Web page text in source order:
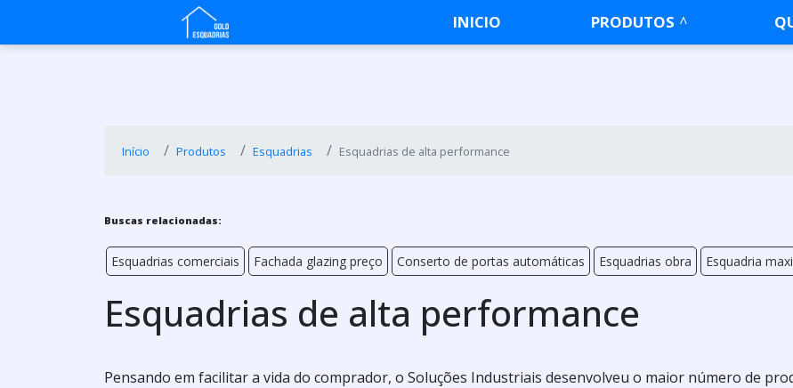
INICIO PRODUTOS
Início Produtos Esquadrias Esquadrias de alta performance
Buscas relacionadas:
Esquadrias comerciais Fachada glazing preço Conserto de portas automáticas Esquadrias obra Esquadria
Esquadrias de alta performance
Pensando em facilitar a vida do comprador, o Soluções Industriais desenvolveu o maior número de